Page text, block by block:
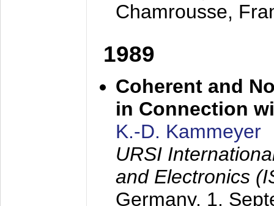
Chamrousse,
1989
Coherent and
in Connection
K.-D. Kammeyer
URSI
and Electronics
Germany, 1.